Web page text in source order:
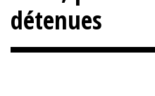
détenues